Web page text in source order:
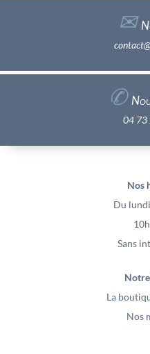
✉︎
✆
04 73
Nos
Du
Sans
La
Nos